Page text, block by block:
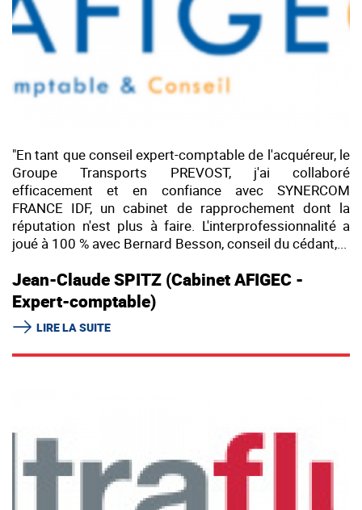
"En tant que conseil expert-comptable de l'acquéreur, le
Groupe Transports PREVOST, j'ai collaboré
efficacement et en confiance avec SYNERCOM
FRANCE IDF, un cabinet de rapprochement dont la
réputation n'est plus à faire. L'interprofessionnalité a
joué à 100 % avec Bernard Besson, conseil du cédant,...
Jean-Claude SPITZ (Cabinet AFIGEC -
Expert-comptable)
LIRE LA SUITE